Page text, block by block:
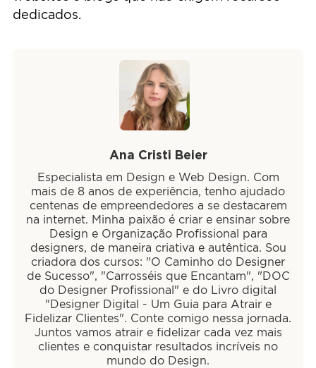
dedicados.
Ana Cristi Beier
Especialista em Design e Web Design. Com
mais de 8 anos de experiência, tenho ajudado
centenas de empreendedores a se destacarem
na internet. Minha paixão é criar e ensinar sobre
Design e Organização Profissional para
designers, de maneira criativa e autêntica. Sou
criadora dos cursos: "O Caminho do Designer
de Sucesso", "Carrosséis que Encantam", "DOC
do Designer Profissional" e do Livro digital
"Designer Digital - Um Guia para Atrair e
Fidelizar Clientes". Conte comigo nessa jornada.
Juntos vamos atrair e fidelizar cada vez mais
clientes e conquistar resultados incríveis no
mundo do Design.